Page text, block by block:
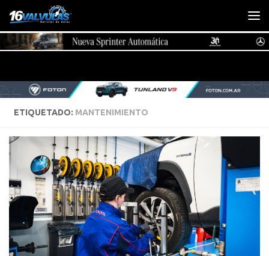
Saltar al contenido
ETIQUETADO: MANTENIMIENTO